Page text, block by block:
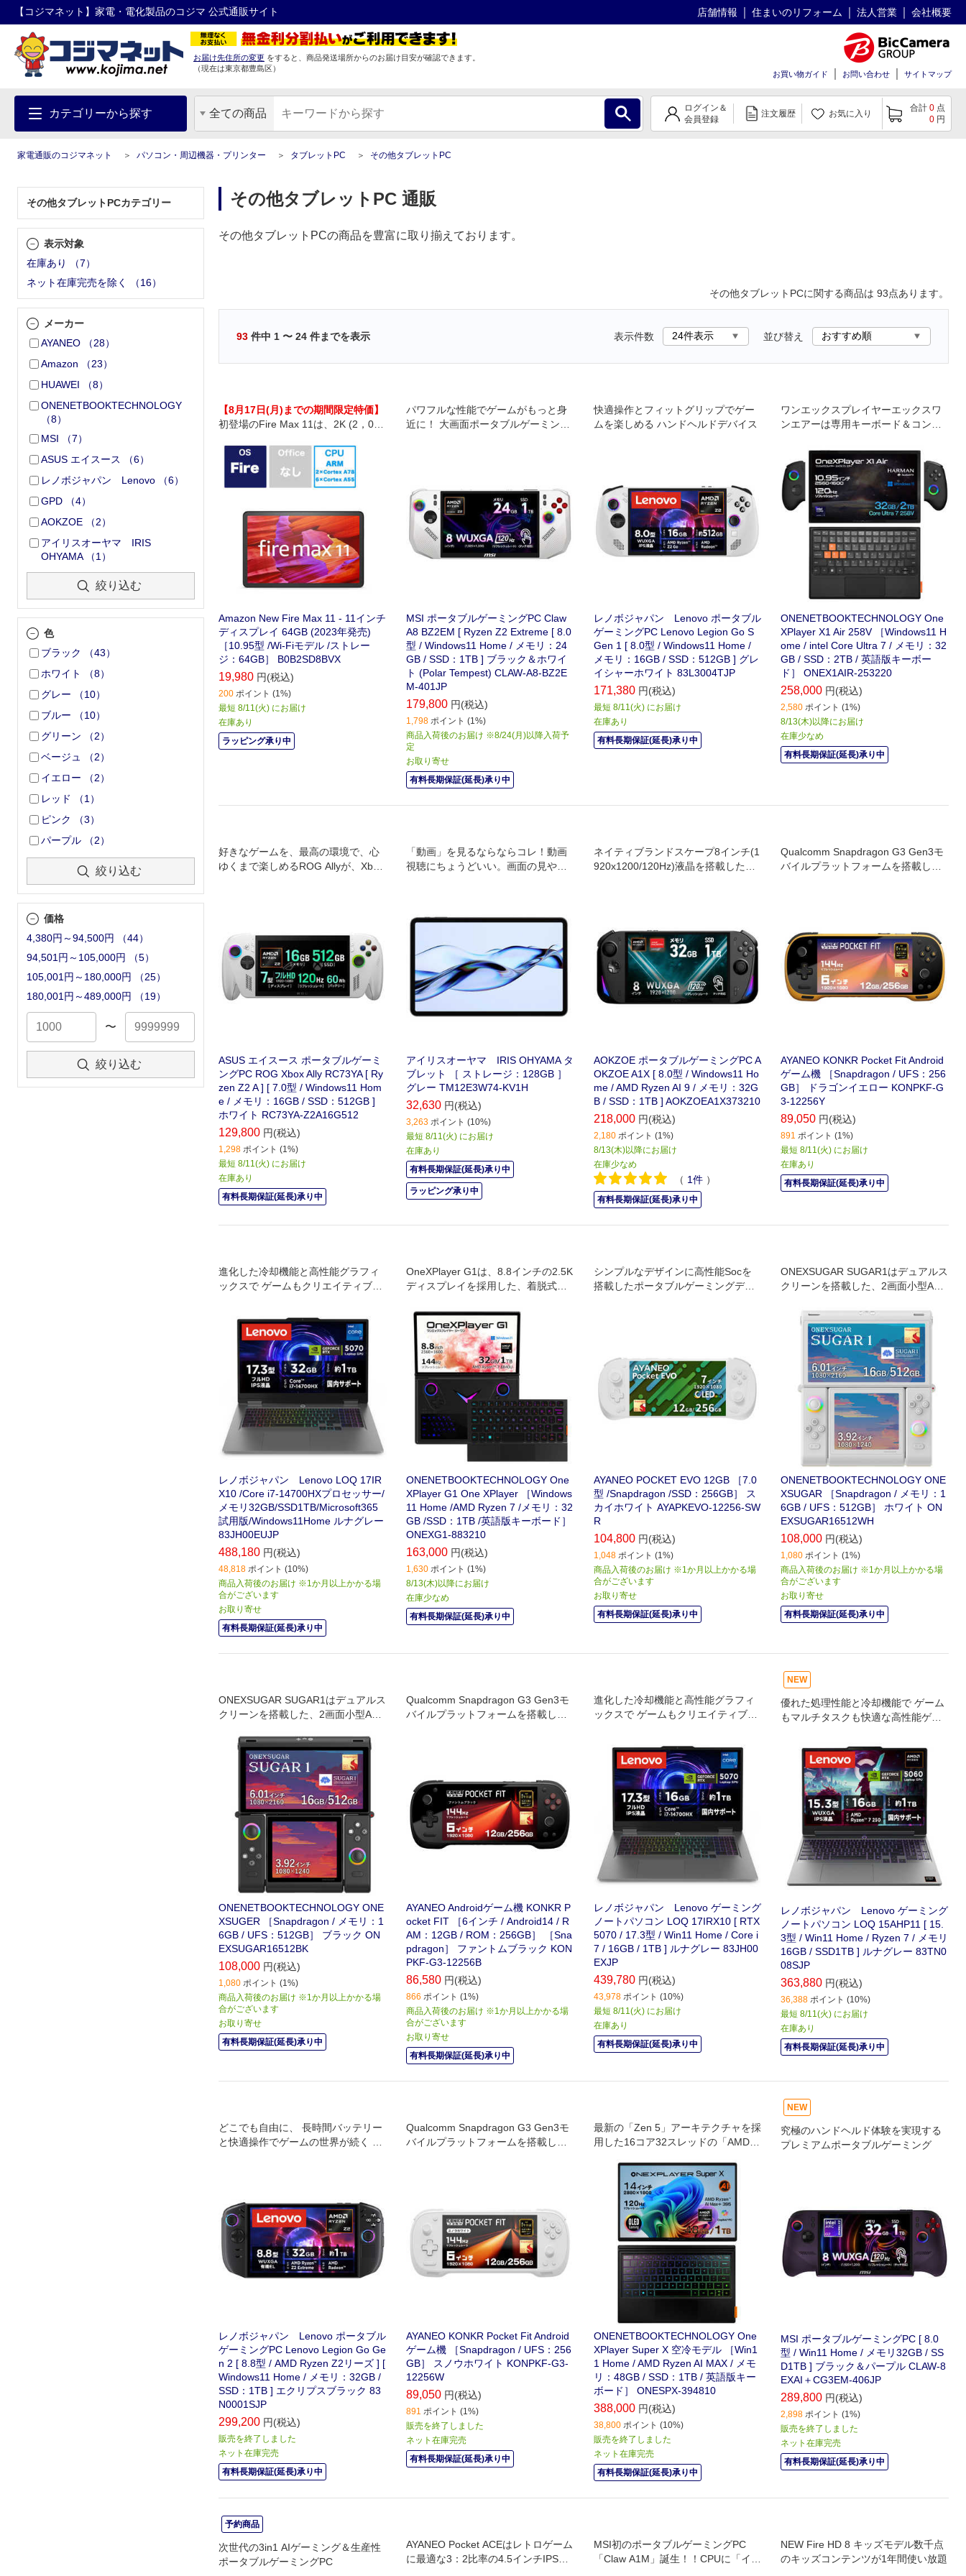
【コジマネット】家電・電化製品のコジマ 公式通販サイト 店舗情報 住まいのリフォーム 法人営業 会社概要
お届け先住所の変更 をすると、商品発送場所からのお届け目安が確認できます。
（現在は東京都豊島区）
お買い物ガイド お問い合わせ サイトマップ
カテゴリーから探す 全ての商品
ログイン＆
会員登録
注文履歴 お気に入り
合計 0 点
0 円
家電通販のコジマネット パソコン・周辺機器・プリンター タブレットPC その他タブレットPC
その他タブレットPCカテゴリー
表示対象
在庫あり
（7）
ネット在庫完売を除く
（16）
メーカー
AYANEO
（28）
Amazon
（23）
HUAWEI
（8）
ONENETBOOKTECHNOLOGY
（8）
MSI
（7）
ASUS エイスース
（6）
レノボジャパン Lenovo
（6）
GPD
（4）
AOKZOE
（2）
アイリスオーヤマ IRIS
OHYAMA
（1 ）
絞り込む
色
ブラック
（43）
ホワイト
（8）
グレー
（10）
ブルー
（10）
グリーン
（2）
ベージュ
（2）
イエロー
（2）
レッド
（1 ）
ピンク
（3）
パープル
（2）
絞り込む
価格
4,380円～94,500円
（44）
94,501円～105,000円
（5）
105,001円～180,000円
（25）
180,001円～489,000円
（19）
〜
絞り込む
その他タブレットPC 通販
その他タブレットPCの商品を豊富に取り揃えております。
その他タブレットPCに関する商品は 93点あります。
93 件中 1 〜 24 件までを表示 表示件数 並び替え
【8月17日(月)までの期間限定特価】
初登場のFire Max 11は、2K (2，000
チIPSディスプレイ。
Amazon New Fire Max 11 - 11インチ
ディスプレイ 64GB (2023年発売)
［10.95型 /Wi-Fiモデル /ストレー
ジ：64GB］ B0B2SD8BVX
19,980 円(税込)
200 ポイント (1%)
最短 8/11(火) にお届け
在庫あり
ラッピング承り中
パワフルな性能でゲームがもっと身
近に！ 大画面ポータブルゲーミング
MSI ポータブルゲーミングPC Claw
A8 BZ2EM [ Ryzen Z2 Extreme [ 8.0
型 / Windows11 Home / メモリ：24
GB / SSD：1TB ] ブラック＆ホワイ
ト (Polar Tempest) CLAW-A8-BZ2E
M-401JP
179,800 円(税込)
1,798 ポイント (1%)
商品入荷後のお届け ※8/24(月)以降入荷予
定
お取り寄せ
有料長期保証(延長)承り中
快適操作とフィットグリップでゲー
ムを楽しめる ハンドヘルドデバイス
レノボジャパン Lenovo ポータブル
ゲーミングPC Lenovo Legion Go S
Gen 1 [ 8.0型 / Windows11 Home /
メモリ：16GB / SSD：512GB ] グレ
イシャーホワイト 83L3004TJP
171,380 円(税込)
最短 8/11(火) にお届け
在庫あり
有料長期保証(延長)承り中
ワンエックスプレイヤーエックスワ
ンエアーは専用キーボード＆コント
状で使用出来る3in1PCです。
ONENETBOOKTECHNOLOGY One
XPlayer X1 Air 258V ［Windows11 H
ome / intel Core Ultra 7 / メモリ：32
GB / SSD：2TB / 英語版キーボー
ド］ ONEX1AIR-253220
258,000 円(税込)
2,580 ポイント (1%)
8/13(木)以降にお届け
在庫少なめ
有料長期保証(延長)承り中
好きなゲームを、最高の環境で、心
ゆくまで楽しめるROG Allyが、Xbox
ASUS エイスース ポータブルゲーミ
ングPC ROG Xbox Ally RC73YA [ Ry
zen Z2 A ] [ 7.0型 / Windows11 Hom
e / メモリ：16GB / SSD：512GB ]
ホワイト RC73YA-Z2A16G512
129,800 円(税込)
1,298 ポイント (1%)
最短 8/11(火) にお届け
在庫あり
有料長期保証(延長)承り中
「動画」を見るならならコレ！動画
視聴にちょうどいい。画面の見やす
アイリスオーヤマ IRIS OHYAMA タ
ブレット ［ ストレージ：128GB ］
グレー TM12E3W74-KV1H
32,630 円(税込)
3,263 ポイント (10%)
最短 8/11(火) にお届け
在庫あり
有料長期保証(延長)承り中
ラッピング承り中
ネイティブランドスケープ8インチ(1
920x1200/120Hz)液晶を搭載したWi
AOKZOE ポータブルゲーミングPC A
OKZOE A1X [ 8.0型 / Windows11 Ho
me / AMD Ryzen AI 9 / メモリ：32G
B / SSD：1TB ] AOKZOEA1X373210
218,000 円(税込)
2,180 ポイント (1%)
8/13(木)以降にお届け
在庫少なめ
（ 1件 ）
有料長期保証(延長)承り中
Qualcomm Snapdragon G3 Gen3モ
バイルプラットフォームを搭載し、
AYANEO KONKR Pocket Fit Android
ゲーム機 ［Snapdragon / UFS：256
GB］ ドラゴンイエロー KONPKF-G
3-12256Y
89,050 円(税込)
891 ポイント (1%)
最短 8/11(火) にお届け
在庫あり
有料長期保証(延長)承り中
進化した冷却機能と高性能グラフィ
ックスで ゲームもクリエイティブも
レノボジャパン Lenovo LOQ 17IR
X10 /Core i7-14700HXプロセッサー/
メモリ32GB/SSD1TB/Microsoft365
試用版/Windows11Home ルナグレー
83JH00EUJP
488,180 円(税込)
48,818 ポイント (10%)
商品入荷後のお届け ※1か月以上かかる場
合がございます
お取り寄せ
有料長期保証(延長)承り中
OneXPlayer G1は、8.8インチの2.5K
ディスプレイを採用した、着脱式デ
す。
ONENETBOOKTECHNOLOGY One
XPlayer G1 One XPlayer ［Windows
11 Home /AMD Ryzen 7 /メモリ：32
GB /SSD：1TB /英語版キーボード］
ONEXG1-883210
163,000 円(税込)
1,630 ポイント (1%)
8/13(木)以降にお届け
在庫少なめ
有料長期保証(延長)承り中
シンプルなデザインに高性能Socを
搭載したポータブルゲーミングデバ
AYANEO POCKET EVO 12GB ［7.0
型 /Snapdragon /SSD：256GB］ ス
カイホワイト AYAPKEVO-12256-SW
R
104,800 円(税込)
1,048 ポイント (1%)
商品入荷後のお届け ※1か月以上かかる場
合がございます
お取り寄せ
有料長期保証(延長)承り中
ONEXSUGAR SUGAR1はデュアルス
クリーンを搭載した、2画面小型And
ONENETBOOKTECHNOLOGY ONE
XSUGAR ［Snapdragon / メモリ：1
6GB / UFS：512GB］ ホワイト ON
EXSUGAR16512WH
108,000 円(税込)
1,080 ポイント (1%)
商品入荷後のお届け ※1か月以上かかる場
合がございます
お取り寄せ
有料長期保証(延長)承り中
ONEXSUGAR SUGAR1はデュアルス
クリーンを搭載した、2画面小型And
ONENETBOOKTECHNOLOGY ONE
XSUGER ［Snapdragon / メモリ：1
6GB / UFS：512GB］ ブラック ON
EXSUGAR16512BK
108,000 円(税込)
1,080 ポイント (1%)
商品入荷後のお届け ※1か月以上かかる場
合がございます
お取り寄せ
有料長期保証(延長)承り中
Qualcomm Snapdragon G3 Gen3モ
バイルプラットフォームを搭載し、
AYANEO Androidゲーム機 KONKR P
ocket FIT ［6インチ / Android14 / R
AM：12GB / ROM：256GB］ ［Sna
pdragon］ ファントムブラック KON
PKF-G3-12256B
86,580 円(税込)
866 ポイント (1%)
商品入荷後のお届け ※1か月以上かかる場
合がございます
お取り寄せ
有料長期保証(延長)承り中
進化した冷却機能と高性能グラフィ
ックスで ゲームもクリエイティブも
レノボジャパン Lenovo ゲーミング
ノートパソコン LOQ 17IRX10 [ RTX
5070 / 17.3型 / Win11 Home / Core i
7 / 16GB / 1TB ] ルナグレー 83JH00
EXJP
439,780 円(税込)
43,978 ポイント (10%)
最短 8/11(火) にお届け
在庫あり
有料長期保証(延長)承り中
NEW
優れた処理性能と冷却機能で ゲーム
もマルチタスクも快適な高性能ゲー
レノボジャパン Lenovo ゲーミング
ノートパソコン LOQ 15AHP11 [ 15.
3型 / Win11 Home / Ryzen 7 / メモリ
16GB / SSD1TB ] ルナグレー 83TN0
08SJP
363,880 円(税込)
36,388 ポイント (10%)
最短 8/11(火) にお届け
在庫あり
有料長期保証(延長)承り中
どこでも自由に、 長時間バッテリー
と快適操作でゲームの世界が続く ハ
レノボジャパン Lenovo ポータブル
ゲーミングPC Lenovo Legion Go Ge
n 2 [ 8.8型 / AMD Ryzen Z2リーズ ] [
Windows11 Home / メモリ：32GB /
SSD：1TB ] エクリプスブラック 83
N0001SJP
299,200 円(税込)
販売を終了しました
ネット在庫完売
有料長期保証(延長)承り中
Qualcomm Snapdragon G3 Gen3モ
バイルプラットフォームを搭載し、
AYANEO KONKR Pocket Fit Android
ゲーム機 ［Snapdragon / UFS：256
GB］ スノウホワイト KONPKF-G3-
12256W
89,050 円(税込)
891 ポイント (1%)
販売を終了しました
ネット在庫完売
有料長期保証(延長)承り中
最新の「Zen 5」アーキテクチャを採
用した16コア32スレッドの「AMD R
ONENETBOOKTECHNOLOGY One
XPlayer Super X 空冷モデル ［Win1
1 Home / AMD Ryzen AI MAX / メモ
リ：48GB / SSD：1TB / 英語版キー
ボード］ ONESPX-394810
388,000 円(税込)
38,800 ポイント (10%)
販売を終了しました
ネット在庫完売
有料長期保証(延長)承り中
NEW
究極のハンドヘルド体験を実現する
プレミアムポータブルゲーミング
MSI ポータブルゲーミングPC [ 8.0
型 / Win11 Home / メモリ32GB / SS
D1TB ] ブラック＆パープル CLAW-8
EXAI＋CG3EM-406JP
289,800 円(税込)
2,898 ポイント (1%)
販売を終了しました
ネット在庫完売
有料長期保証(延長)承り中
予約商品
次世代の3in1 AIゲーミング＆生産性
ポータブルゲーミングPC
AYANEO Pocket ACEはレトロゲーム
に最適な3：2比率の4.5インチIPS液
MSI初のポータブルゲーミングPC
「Claw A1M」誕生！！CPUに「イン
NEW Fire HD 8 キッズモデル数千点
のキッズコンテンツが1年間使い放題